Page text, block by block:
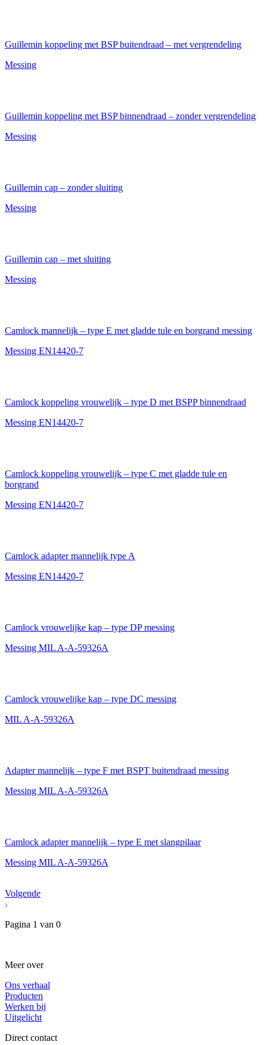
Guillemin koppeling met BSP buitendraad – met vergrendeling
Messing
Guillemin koppeling met BSP binnendraad – zonder vergrendeling
Messing
Guillemin cap – zonder sluiting
Messing
Guillemin cap – met sluiting
Messing
Camlock mannelijk – type E met gladde tule en borgrand messing
Messing EN14420-7
Camlock koppeling vrouwelijk – type D met BSPP binnendraad
Messing EN14420-7
Camlock koppeling vrouwelijk – type C met gladde tule en
borgrand
Messing EN14420-7
Camlock adapter mannelijk type A
Messing EN14420-7
Camlock vrouwelijke kap – type DP messing
Messing MIL A-A-59326A
Camlock vrouwelijke kap – type DC messing
MIL A-A-59326A
Adapter mannelijk – type F met BSPT buitendraad messing
Messing MIL A-A-59326A
Camlock adapter mannelijk – type E met slangpilaar
Messing MIL A-A-59326A
Volgende
Pagina 1 van 0
Meer over
Ons verhaal
Producten
Werken bij
Uitgelicht
Direct contact